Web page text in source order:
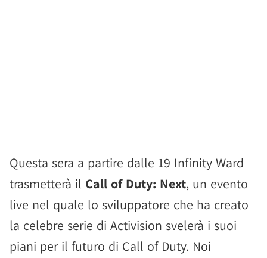
Questa sera a partire dalle 19 Infinity Ward
trasmetterà il Call of Duty: Next, un evento
live nel quale lo sviluppatore che ha creato
la celebre serie di Activision svelerà i suoi
piani per il futuro di Call of Duty. Noi